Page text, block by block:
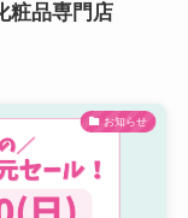
粧品専門店
お知らせ